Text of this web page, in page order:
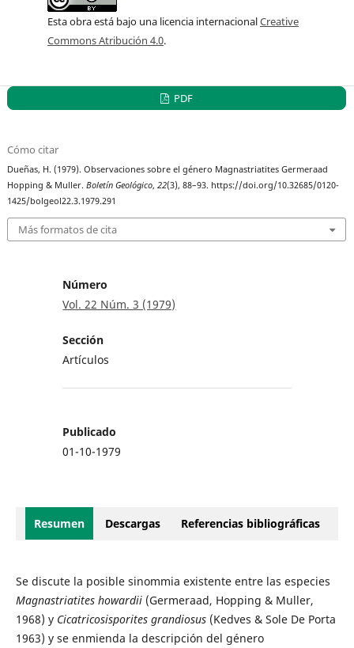
Esta obra está bajo una licencia internacionalCreative
Commons Atribución 4.0.
PDF
Cómo citar
Dueñas, H. (1979). Observaciones sobre el género Magnastriatites Germeraad
Hopping & Muller.Boletín Geológico,22(3), 88–93. https://doi.org/10.32685/0120-
1425/bolgeol22.3.1979.291
Más formatos de cita
Número
Vol. 22 Núm. 3 (1979)
Sección
Artículos
Publicado
01-10-1979
Resumen Descargas Referencias bibliográficas
Se discute la posible sinommia existente entre las especies
Magnastriatites howardii(Germeraad, Hopping & Muller,
1968) y Cicatricosisporites grandiosus(Kedves & Sole De Porta
1963) y se enmienda la descripción del género